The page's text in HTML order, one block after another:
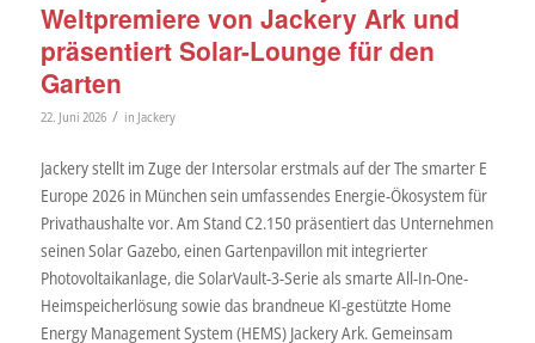
Weltpremiere von Jackery Ark und
präsentiert Solar-Lounge für den
Garten
22. Juni 2026 / in Jackery
Jackery stellt im Zuge der Intersolar erstmals auf der The smarter E
Europe 2026 in München sein umfassendes Energie-Ökosystem für
Privathaushalte vor. Am Stand C2.150 präsentiert das Unternehmen
seinen Solar Gazebo, einen Gartenpavillon mit integrierter
Photovoltaikanlage, die SolarVault-3-Serie als smarte All-In-One-
Heimspeicherlösung sowie das brandneue KI-gestützte Home
Energy Management System (HEMS) Jackery Ark. Gemeinsam